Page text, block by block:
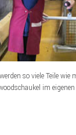
so viele Teile
im eigenen